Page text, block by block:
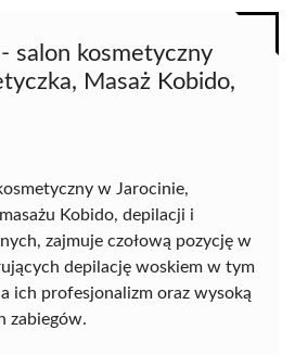
salon kosmetyczny
Masaż Kobido,
w Jarocinie,
Kobido, depilacji i
zajmuje czołową pozycję w
depilację woskiem w tym
ich profesjonalizm oraz wysoką
zabiegów.